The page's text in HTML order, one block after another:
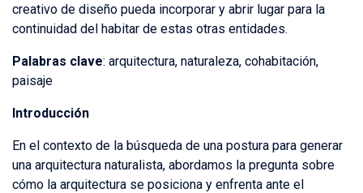
creativo de diseño pueda incorporar y abrir lugar para la
continuidad del habitar de estas otras entidades.
Palabras clave: arquitectura, naturaleza, cohabitación,
paisaje
Introducción
En el contexto de la búsqueda de una postura para generar
una arquitectura naturalista, abordamos la pregunta sobre
cómo la arquitectura se posiciona y enfrenta ante el